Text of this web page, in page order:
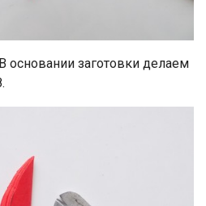
заготовки делаем